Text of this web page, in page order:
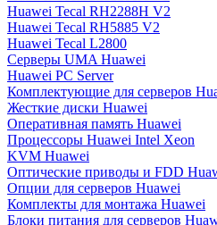
Huawei Tecal RH2288H V2
Huawei Tecal RH5885 V2
Huawei Tecal L2800
Серверы UMA Huawei
Huawei PC Server
Комплектующие для серверов
Жесткие диски Huawei
Оперативная память Huawei
Процессоры Huawei Intel Xeon
KVM Huawei
Оптические приводы и FDD
Опции для серверов Huawei
Комплекты для монтажа Huawei
Блоки питания для серверов